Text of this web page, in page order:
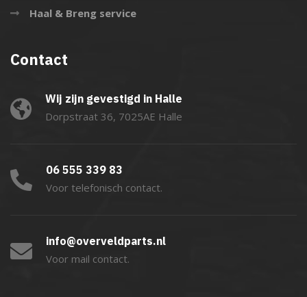
Haal & Breng service
Contact
Wij zijn gevestigd in Halle
Dorpstraat 36, 7025AE Halle
06 555 339 83
Voor telefonisch contact.
info@overveldparts.nl
Voor mail contact.